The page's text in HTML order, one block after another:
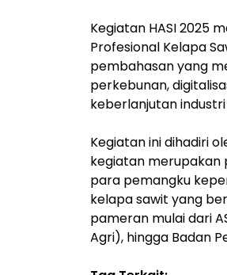
Kegiatan HASI 2025
Profesional Kelapa
pembahasan yang
perkebunan,
keberlanjutan
Kegiatan ini dihadiri
kegiatan merupakan
para pemangku
kelapa sawit yang
pameran mulai dari
Agri), hingga Badan